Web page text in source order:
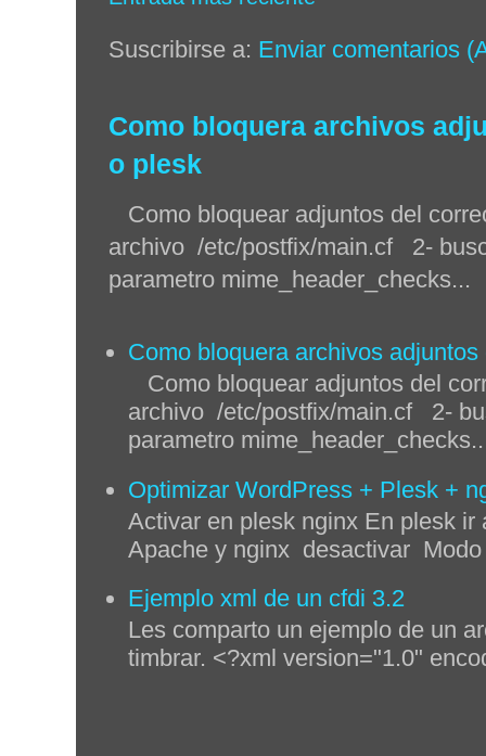
Suscribirse a: Enviar comentarios
Como bloquera archivos
o plesk
Como bloquear adjuntos del
archivo /etc/postfix/main.cf 2-
parametro mime_header_checks...
Como bloquera archivos
Como bloquear adjuntos del
archivo /etc/postfix/main.cf 2-
parametro
Optimizar WordPress + Plesk +
Activar en plesk nginx En plesk
Apache y nginx desactivar Modo
Ejemplo xml de un cfdi 3.2
Les comparto un ejemplo de un
timbrar. <?xml version="1.0"